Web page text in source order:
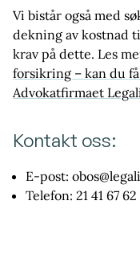
Vi bistår også med
dekning av kostnad
krav på dette. Les
forsikring – kan du
Advokatfirmaet
Kontakt oss:
E-post:
Telefon: 21 41 67 62